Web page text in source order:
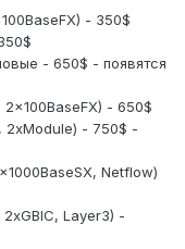
- 350$
- 650$ - появятся
- 650$
2xModule) - 750$ -
Netflow)
Layer3) -